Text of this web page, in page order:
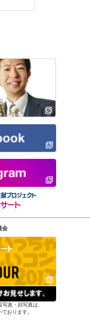
プロジェクト
ート
会
真・顔写真は、
おります。